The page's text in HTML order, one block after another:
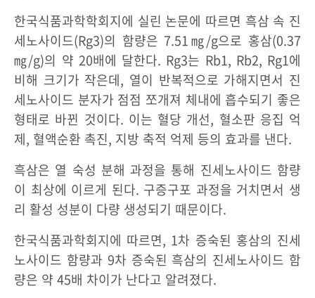
한국식품과학학회지에 실린 논문에 따르면 흑삼 속 진
세노사이드(Rg3)의 함량은 7.51㎎/g으로 홍삼(0.37
㎎/g)의 약 20배에 달한다. Rg3는 Rb1, Rb2, Rg1에
비해 크기가 작은데, 열이 반복적으로 가해지면서 진
세노사이드 분자가 점점 쪼개져 체내에 흡수되기 좋은
형태로 바뀐 것이다. 이는 혈당 개선, 혈소판 응집 억
제, 혈액순환 촉진, 지방 축적 억제 등의 효과를 낸다.
흑삼은 열 숙성 분해 과정을 통해 진세노사이드 함량
이 최상에 이르게 된다. 구증구포 과정을 거치면서 생
리 활성 성분이 다량 생성되기 때문이다.
한국식품과학회지에 따르면, 1차 증숙된 홍삼의 진세
노사이드 함량과 9차 증숙된 흑삼의 진세노사이드 함
량은 약 45배 차이가 난다고 알려졌다.